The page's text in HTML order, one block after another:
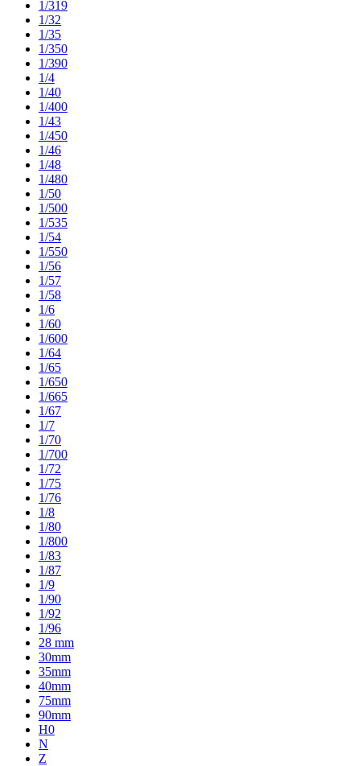
1/319
1/32
1/35
1/350
1/390
1/4
1/40
1/400
1/43
1/450
1/46
1/48
1/480
1/50
1/500
1/535
1/54
1/550
1/56
1/57
1/58
1/6
1/60
1/600
1/64
1/65
1/650
1/665
1/67
1/7
1/70
1/700
1/72
1/75
1/76
1/8
1/80
1/800
1/83
1/87
1/9
1/90
1/92
1/96
28 mm
30mm
35mm
40mm
75mm
90mm
H0
N
Z